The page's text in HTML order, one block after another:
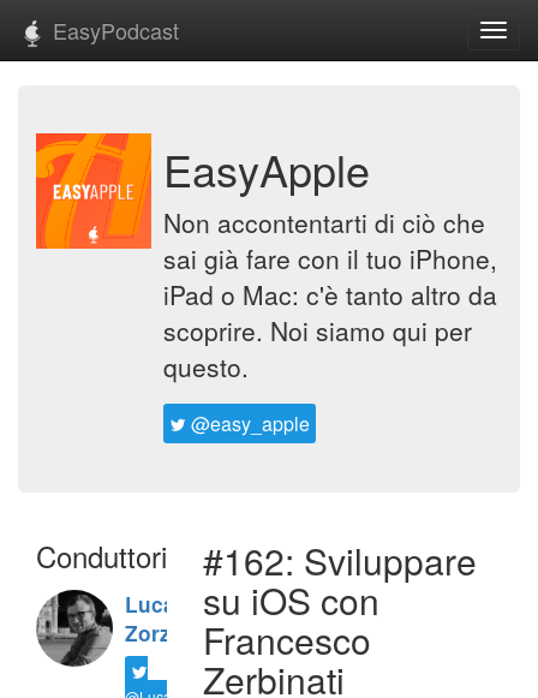
EasyPodcast
EasyApple
Non accontentarti di ciò che
sai già fare con il tuo iPhone,
iPad o Mac: c'è tanto altro da
scoprire. Noi siamo qui per
questo.
@easy_apple
Conduttori
Luca
Zorzi
#162: Sviluppare
su iOS con
Francesco
Zerbinati